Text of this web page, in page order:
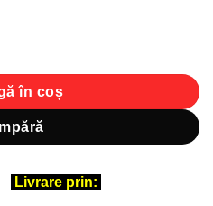
– Țap de munte
în coș
Livrare prin: